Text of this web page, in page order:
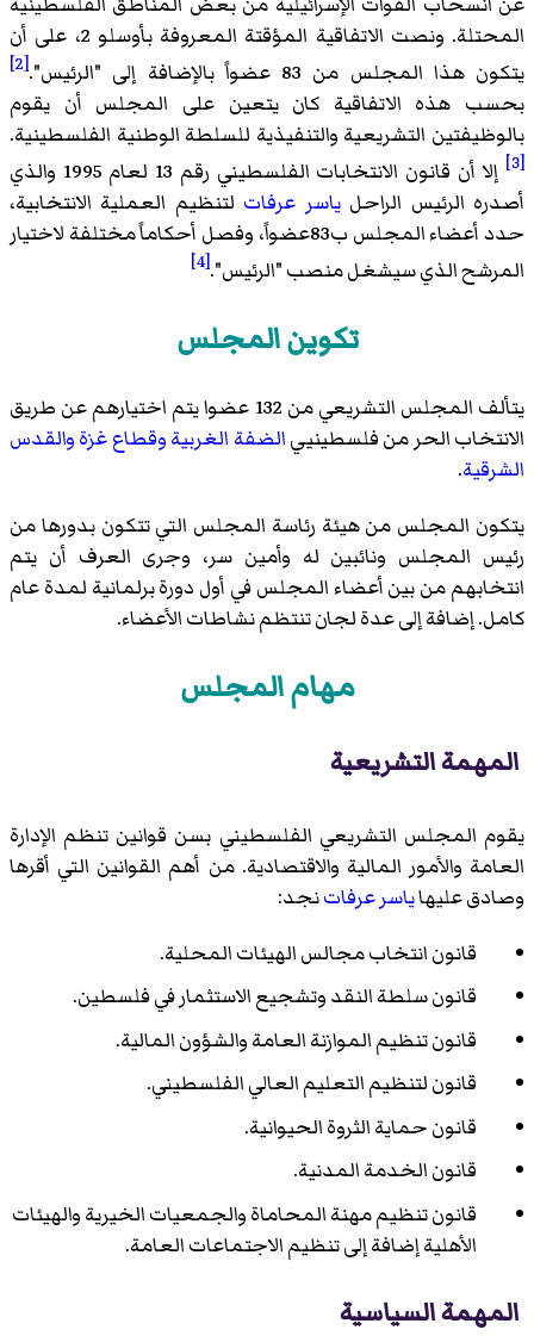
المحتلة. ونصت الاتفاقية المؤقتة المعروفة بأوسلو 2، على أن
يتكون هذا المجلس من 83 عضواً بالإضافة إلى "الرئيس".
[2]
بحسب هذه الاتفاقية كان يتعين على المجلس أن يقوم
بالوظيفتين التشريعية والتنفيذية للسلطة الوطنية الفلسطينية.
[3]
إلا أن قانون الانتخابات الفلسطيني رقم 13 لعام 1995 والذي
أصدره الرئيس الراحلياسر عرفات لتنظيم العملية الانتخابية،
حدد أعضاء المجلس ب83عضواً، وفصل أحكاماً مختلفة لاختيار
المرشح الذي سيشغل منصب "الرئيس".[4]
تكوين المجلس
يتألف المجلس التشريعي من 132 عضوا يتم اختيارهم عن طريق
الانتخاب الحر من فلسطينييالضفة الغربيةوقطاع غزةوالقدس
الشرقية.
يتكون المجلس من هيئة رئاسة المجلس التي تتكون بدورها من
رئيس المجلس ونائبين له وأمين سر، وجرى العرف أن يتم
انتخابهم من بين أعضاء المجلس في أول دورة برلمانية لمدة عام
كامل. إضافة إلى عدة لجان تنتظم نشاطات الأعضاء.
مهام المجلس
المهمة التشريعية
يقوم المجلس التشريعي الفلسطيني بسن قوانين تنظم الإدارة
العامة والأمور المالية والاقتصادية. من أهم القوانين التي أقرها
وصادق عليهاياسر عرفاتنجد:
قانون انتخاب مجالس الهيئات المحلية.
قانون سلطة النقد وتشجيع الاستثمار في فلسطين.
قانون تنظيم الموازنة العامة والشؤون المالية.
قانون لتنظيم التعليم العالي الفلسطيني.
قانون حماية الثروة الحيوانية.
قانون الخدمة المدنية.
قانون تنظيم مهنة المحاماة والجمعيات الخيرية والهيئات
الأهلية إضافة إلى تنظيم الاجتماعات العامة.
المهمة السياسية